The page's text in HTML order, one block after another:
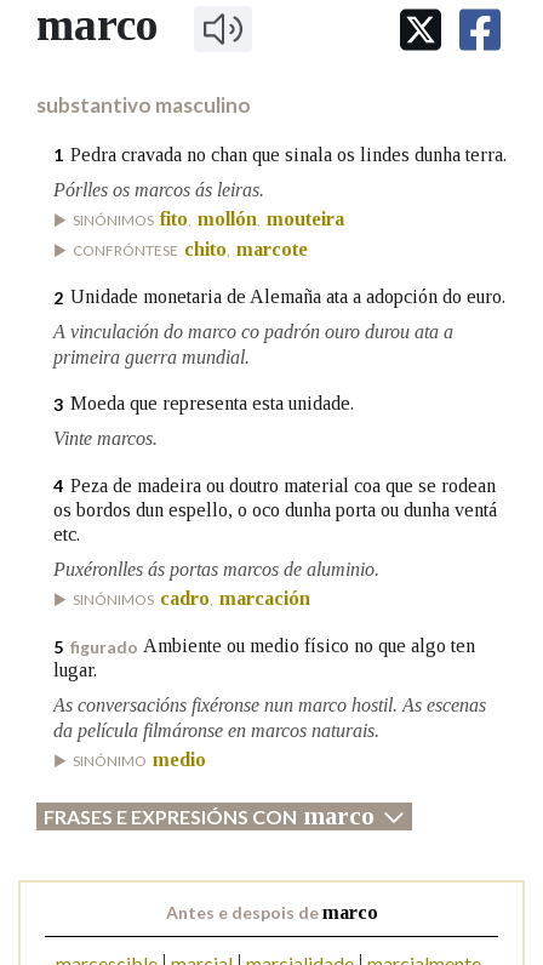
IDENTIDADE CORPORATIVA
MARCIAL DEL ADALID
FIGURAS HOMENAXEADAS
PRIMAVERA DAS LETRAS
Facebook
TwitterYoutubeInstagram
Bluesky
BUSCAR NOS LEMAS
BUSCAR NO CONTIDO
Nos exemplos
Na fraseoloxía
OUTRAS OPCIÓNS DE BUSCA
Marcas gramaticais
marco
substantivo masculino
1 Pedra cravada no chan que sinala os lindes dunha terra.
Pórlles os marcos ás leiras.
SINÓNIMOS fito mollón mouteira
CONFRÓNTESE chito marcote
2 Unidade monetaria de Alemaña ata a adopción do euro.
A vinculación do marco co padrón ouro durou ata a
primeira guerra mundial.
3 Moeda que representa esta unidade.
Vinte marcos.
4 Peza de madeira ou doutro material coa que se rodean
os bordos dun espello, o oco dunha porta ou dunha ventá
etc.
Puxéronlles ás portas marcos de aluminio.
SINÓNIMOS cadro marcación
5 figurado Ambiente ou medio físico no que algo ten
lugar.
As conversacións fixéronse nun marco hostil. As escenas
da película filmáronse en marcos naturais.
SINÓNIMO medio
FRASES E EXPRESIÓNS CON marco
Antes e despois demarco